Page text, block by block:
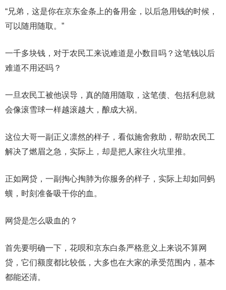
“兄弟，这是你在京东金条上的备用金，以后急用钱的时候，
可以随用随取。”
一千多块钱，对于农民工来说难道是小数目吗？这笔钱以后
难道不用还吗？
一旦农民工被他误导，真的随用随取，这笔债、包括利息就
会像滚雪球一样越滚越大，酿成大祸。
这位大哥一副正义凛然的样子，看似施舍救助，帮助农民工
解决了燃眉之急，实际上，却是把人家往火坑里推。
正如网贷，一副掏心掏肺为你服务的样子，实际上却如同蚂
蟥，时刻准备吸干你的血。
网贷是怎么吸血的？
首先要明确一下，花呗和京东白条严格意义上来说不算网
贷，它们额度都比较低，大多也在大家的承受范围内，基本
都能还清。